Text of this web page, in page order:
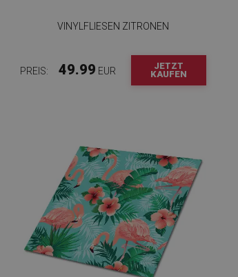
VINYLFLIESEN ZITRONEN
PREIS: 49.99 EUR
JETZT
KAUFEN